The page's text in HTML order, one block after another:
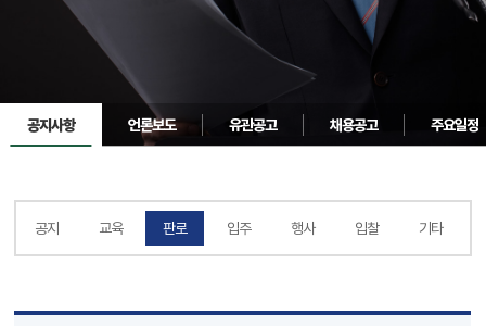
공지사항 언론보도 유관공고 채용공고 주요일정
공지 교육 판로 입주 행사 입찰 기타